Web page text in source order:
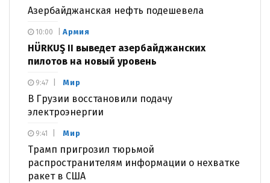
Азербайджанская нефть подешевела
Армия
HÜRKUŞ II выведет азербайджанских
пилотов на новый уровень
10:00
Мир
В Грузии восстановили подачу
электроэнергии
9:47
Мир
Трамп пригрозил тюрьмой
распространителям информации о нехватке
ракет в США
9:41